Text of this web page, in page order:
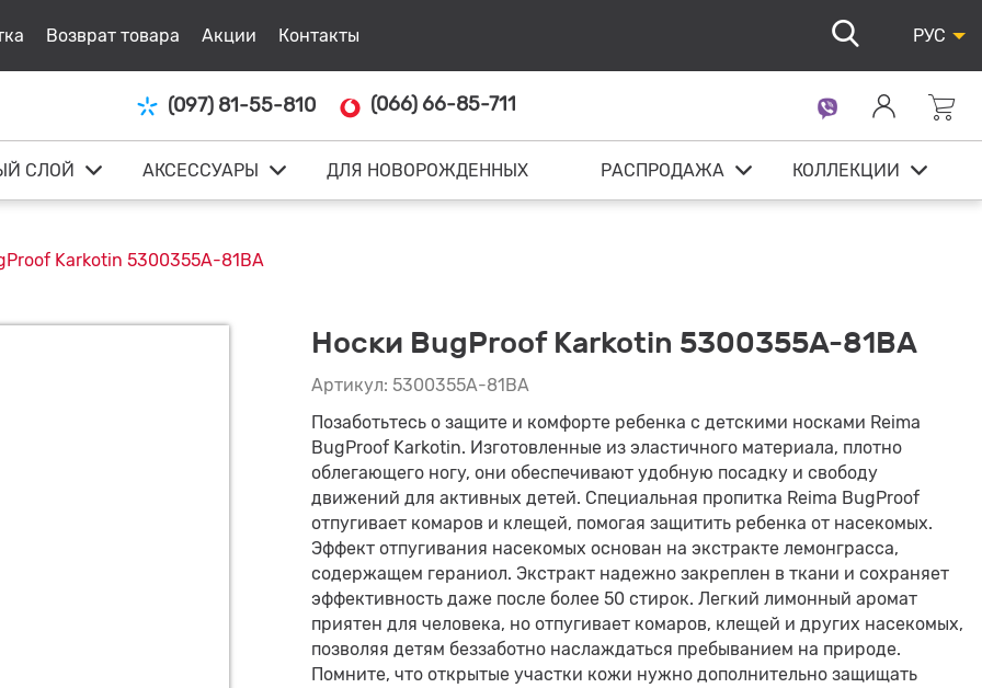
Возврат товара Акции Контакты РУС
(097) 81-55-810 (066) 66-85-711
СЛОЙ АКСЕССУАРЫ ДЛЯ НОВОРОЖДЕННЫХ РАСПРОДАЖА КОЛЛЕКЦИИ
Karkotin 5300355A-81BA
Носки BugProof Karkotin 5300355A-81BA
Артикул: 5300355A-81BA
Позаботьтесь о защите и комфорте ребенка с детскими носками Reima
BugProof Karkotin. Изготовленные из эластичного материала, плотно
облегающего ногу, они обеспечивают удобную посадку и свободу
движений для активных детей. Специальная пропитка Reima BugProof
отпугивает комаров и клещей, помогая защитить ребенка от насекомых.
Эффект отпугивания насекомых основан на экстракте лемонграсса,
содержащем гераниол. Экстракт надежно закреплен в ткани и сохраняет
эффективность даже после более 50 стирок. Легкий лимонный аромат
приятен для человека, но отпугивает комаров, клещей и других насекомых,
позволяя детям беззаботно наслаждаться пребыванием на природе.
Помните, что открытые участки кожи нужно дополнительно защищать